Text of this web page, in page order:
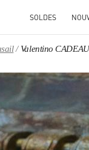
SOLDES
Valentino